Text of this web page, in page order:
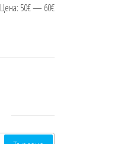
Минимална
Максимална
Цена: 50€— 60€